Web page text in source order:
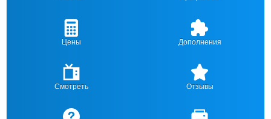
Цены Дополнения
Смотреть Отзывы